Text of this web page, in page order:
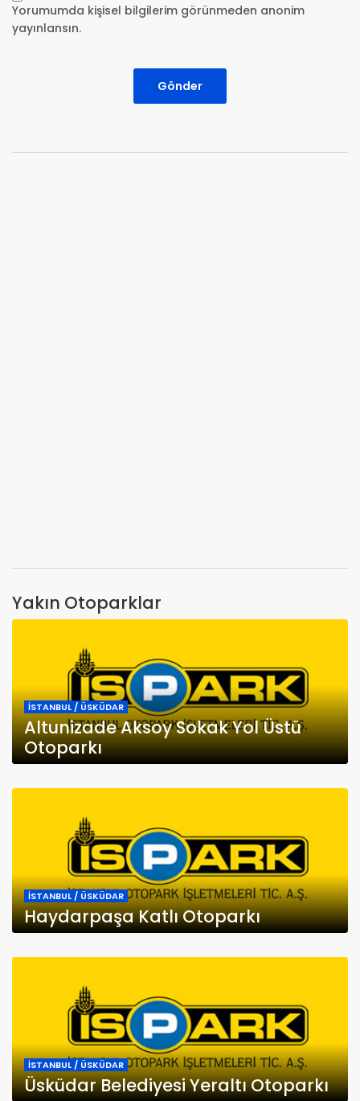
Yorumumda kişisel bilgilerim görünmeden anonim
yayınlansın.
Gönder
Yakın Otoparklar
İSTANBUL / ÜSKÜDAR
Altunizade Aksoy Sokak Yol Üstü
Otoparkı
İSTANBUL / ÜSKÜDAR
Haydarpaşa Katlı Otoparkı
İSTANBUL / ÜSKÜDAR
Üsküdar Belediyesi Yeraltı Otoparkı